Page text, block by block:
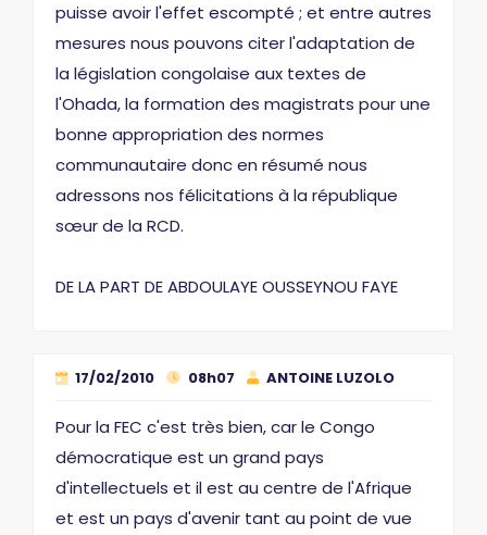
puisse avoir l'effet escompté ; et entre autres
mesures nous pouvons citer l'adaptation de
la législation congolaise aux textes de
l'Ohada, la formation des magistrats pour une
bonne appropriation des normes
communautaire donc en résumé nous
adressons nos félicitations à la république
sœur de la RCD.
DE LA PART DE ABDOULAYE OUSSEYNOU FAYE
17/02/2010 08h07 ANTOINE LUZOLO
Pour la FEC c'est très bien, car le Congo
démocratique est un grand pays
d'intellectuels et il est au centre de l'Afrique
et est un pays d'avenir tant au point de vue